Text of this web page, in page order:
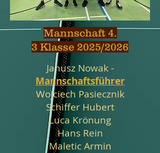
Mannschaft 4.
3 Klasse 2025/2026
Janusz Nowak -
Mannschaftsführer
Wojciech Pasiecznik
Schiffer Hubert
Luca Krönung
Hans Rein
Maletic Armin